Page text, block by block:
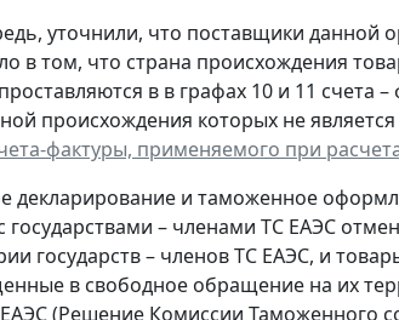
уточнили, что поставщики данной
в том, что страна происхождения
в в графах 10 и 11 счета –
происхождения которых не
фактуры, применяемого при
декларирование и таможенное
государствами – членами ТС ЕАЭС
государств – членов ТС ЕАЭС, и
в свободное обращение на их
(Решение Комиссии Таможенного